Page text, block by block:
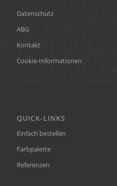
Datenschutz
ABG
Kontakt
Cookie-Informationen
QUICK-LINKS
Einfach bestellen
Farbpalette
Referenzen